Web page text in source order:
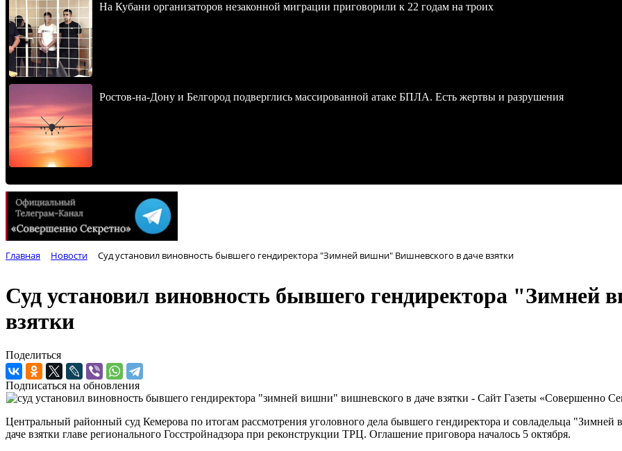
На Кубани организаторов незаконной миграции приговорили к 22 годам на троих
Ростов-на-Дону и Белгород подверглись массированной атаке БПЛА. Есть жертвы и разрушения
Главная Новости Суд установил виновность бывшего гендиректора "Зимней вишни" Вишневского в даче взятки
Суд установил виновность бывшего гендиректора "Зимней
взятки
Поделиться
Подписаться на обновления
Центральный районный суд Кемерова по итогам рассмотрения уголовного дела бывшего гендиректора и совладельца
даче взятки главе регионального Госстройнадзора при реконструкции ТРЦ. Оглашение приговора началось 5 октября.